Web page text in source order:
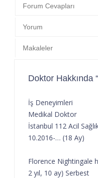
Forum Cevapları
Yorum
Makaleler
Doktor Hakkında
İş Deneyimleri
Medikal Doktor
İstanbul 112 Acil
10.2016-… (18 Ay)
Florence Nightingale
2 yıl, 10 ay) Serbest